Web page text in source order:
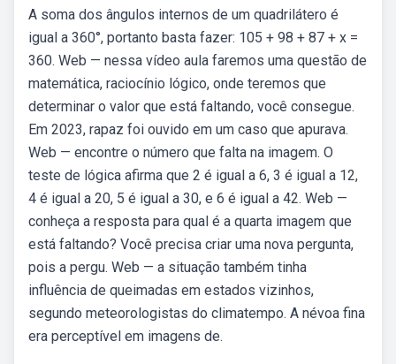
A soma dos ângulos internos de um quadrilátero é
igual a 360°, portanto basta fazer: 105 + 98 + 87 + x =
360. Web — nessa vídeo aula faremos uma questão de
matemática, raciocínio lógico, onde teremos que
determinar o valor que está faltando, você consegue.
Em 2023, rapaz foi ouvido em um caso que apurava.
Web — encontre o número que falta na imagem. O
teste de lógica afirma que 2 é igual a 6, 3 é igual a 12,
4 é igual a 20, 5 é igual a 30, e 6 é igual a 42. Web —
conheça a resposta para qual é a quarta imagem que
está faltando? Você precisa criar uma nova pergunta,
pois a pergu. Web — a situação também tinha
influência de queimadas em estados vizinhos,
segundo meteorologistas do climatempo. A névoa fina
era perceptível em imagens de.